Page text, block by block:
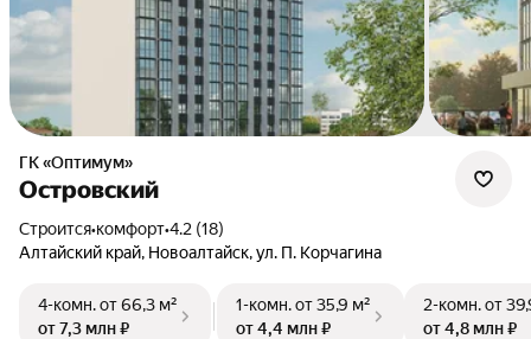
ГК «Оптимум»
Островский
Строится•комфорт•4.2 (18)
Алтайский край, Новоалтайск, ул. П. Корчагина
4-комн.от 66,3 м²
от 7,3 млн ₽
1-комн.от 35,9 м²
от 4,4 млн ₽
2-комн.от
от 4,8 млн ₽